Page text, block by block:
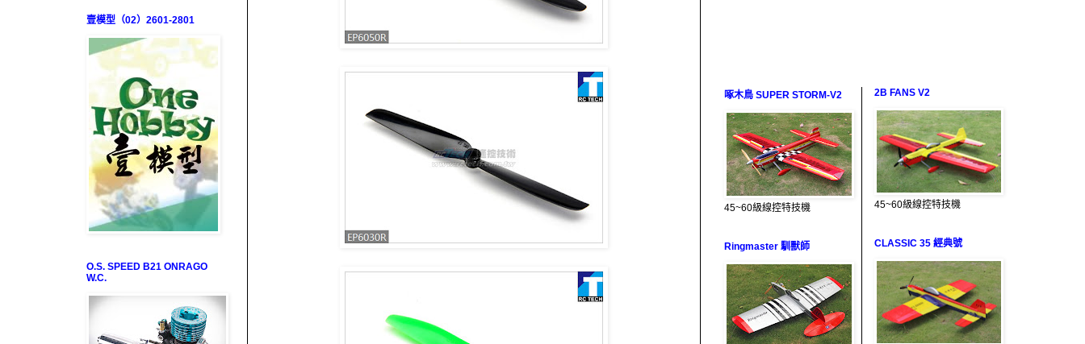
壹模型（02）2601-2801
O.S. SPEED B21 ONRAGO
W.C.
啄木鳥 SUPER STORM-V2
45~60級線控特技機
Ringmaster 馴獸師
2B FANS V2
45~60級線控特技機
CLASSIC 35 經典號